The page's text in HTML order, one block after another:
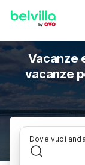
Vacanze
vacanze
Dove vuoi